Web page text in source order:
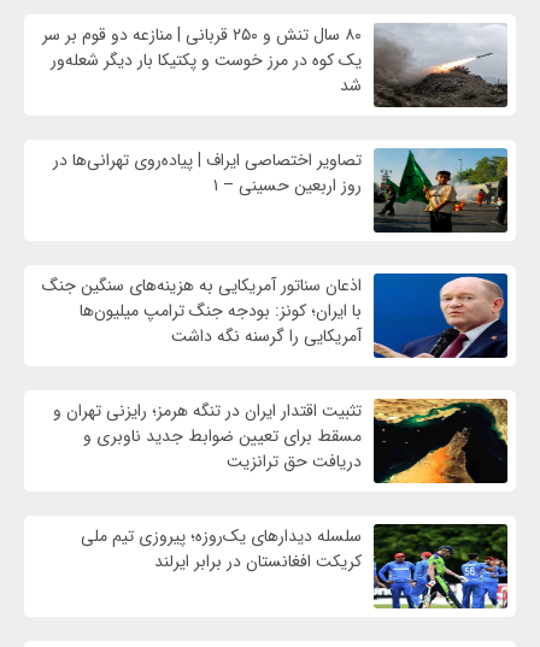
۸۰ سال تنش و ۲۵۰ قربانی | منازعه دو قوم بر سر
یک کوه در مرز خوست و پکتیکا بار دیگر شعله‌ور
شد
تصاویر اختصاصی ایراف | پیاده‌روی تهرانی‌ها در
روز اربعین حسینی – ۱
اذعان سناتور آمریکایی به هزینه‌های سنگین جنگ
با ایران؛ کونز: بودجه جنگ ترامپ میلیون‌ها
آمریکایی را گرسنه نگه داشت
تثبیت اقتدار ایران در تنگه هرمز؛ رایزنی تهران و
مسقط برای تعیین ضوابط جدید ناوبری و
دریافت حق ترانزیت
سلسله دیدارهای یک‌روزه؛ پیروزی تیم ملی
کریکت افغانستان در برابر ایرلند